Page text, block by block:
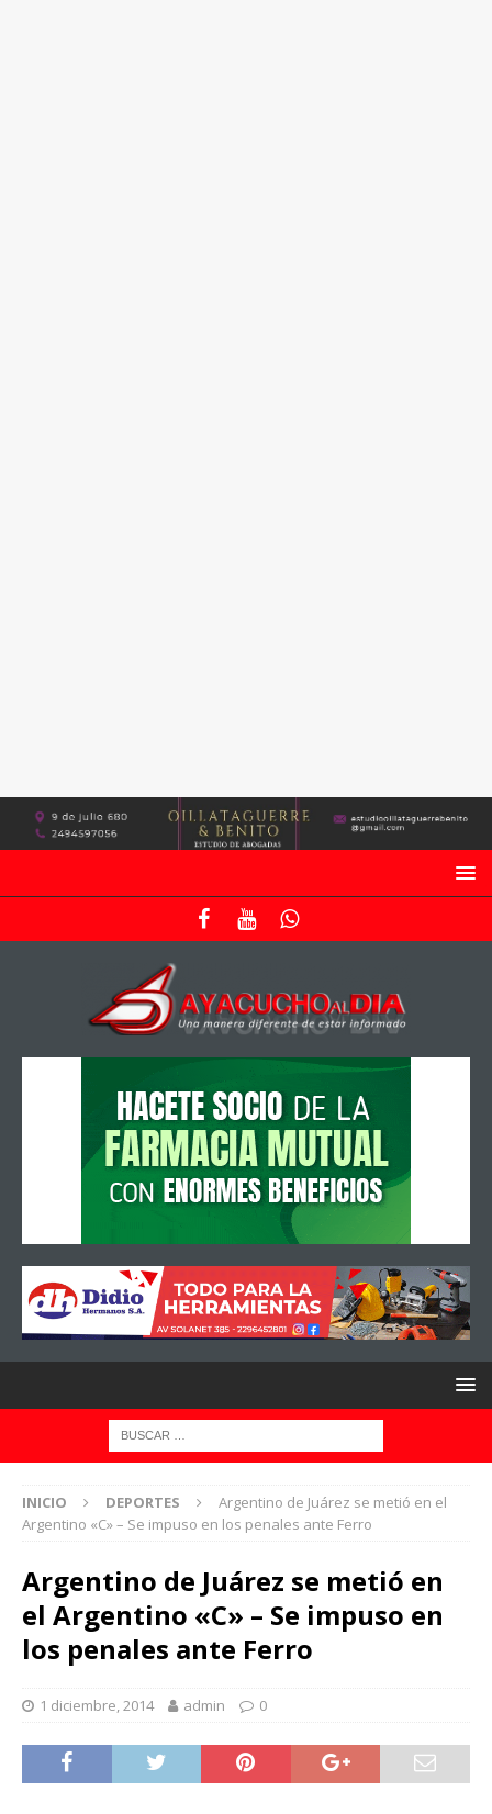
INICIO DEPORTES
Argentino de Juárez se metió en el
Argentino «C» – Se impuso en los penales ante Ferro
Argentino de Juárez se metió en
el Argentino «C» – Se impuso en
los penales ante Ferro
1 diciembre, 2014 admin 0